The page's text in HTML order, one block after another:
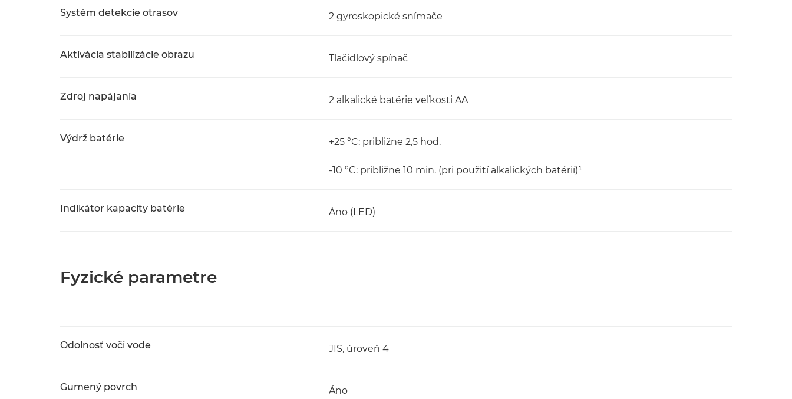
Systém detekcie otrasov 2 gyroskopické snímače
Aktivácia stabilizácie obrazu Tlačidlový spínač
Zdroj napájania 2 alkalické batérie veľkosti AA
Výdrž batérie +25 °C: približne 2,5 hod.
-10 °C: približne 10 min. (pri použití alkalických batérií)¹
Indikátor kapacity batérie Áno (LED)
Fyzické parametre
Odolnosť voči vode JIS, úroveň 4
Gumený povrch Áno